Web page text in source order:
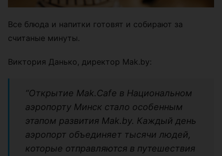
Все блюда и напитки готовят и собирают за
считаные минуты.
Виктория Данько, директор Mak.by:
“Открытие Mak.Cafe в Национальном
аэропорту Минск стало особенным
этапом развития Mak.by. Каждый день
аэропорт объединяет тысячи людей,
которые отправляются в путешествия